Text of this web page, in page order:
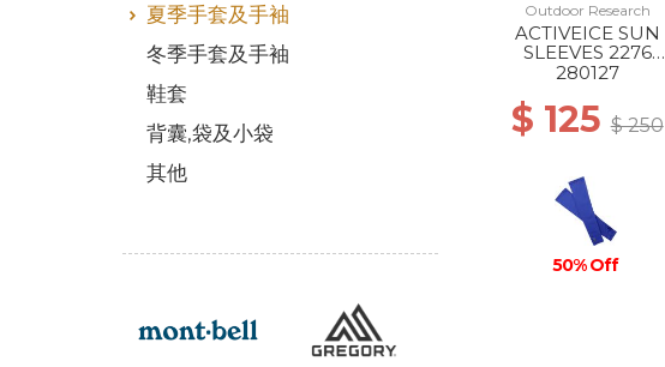
Outdoor Research
ACTIVEICE SUN
SLEEVES 2276
ULTRAMARINE
280127
$ 125$ 250
50% Off
夏季手套及手袖
冬季手套及手袖
鞋套
背囊,袋及小袋
其他